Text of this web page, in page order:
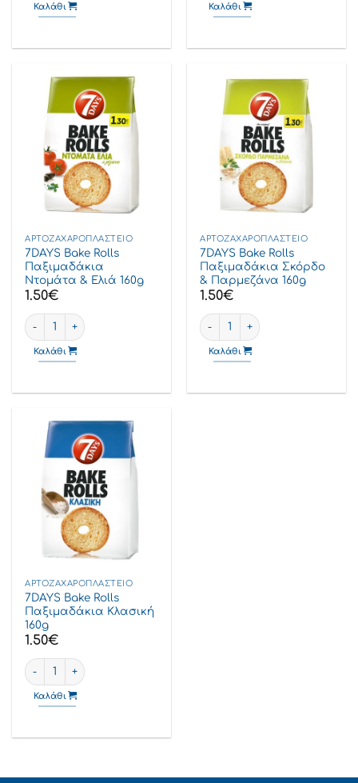
Καλάθι Καλάθι
ΑΡΤΟΖΑΧΑΡΟΠΛΑΣΤΕΊΟ
7DAYS Bake Rolls
Παξιμαδάκια
Ντομάτα & Ελιά 160g
1.50€
7DAYS Bake Rolls Παξιμαδάκια Ντομάτα & Ελιά 160g ποσότητα
Καλάθι
ΑΡΤΟΖΑΧΑΡΟΠΛΑΣΤΕΊΟ
7DAYS Bake Rolls
Παξιμαδάκια Σκόρδο
& Παρμεζάνα 160g
1.50€
7DAYS Bake Rolls
Καλάθι
ΑΡΤΟΖΑΧΑΡΟΠΛΑΣΤΕΊΟ
7DAYS Bake Rolls
Παξιμαδάκια Κλασική
160g
1.50€
7DAYS Bake Rolls Παξιμαδάκια Κλασική 160g ποσότητα
Καλάθι